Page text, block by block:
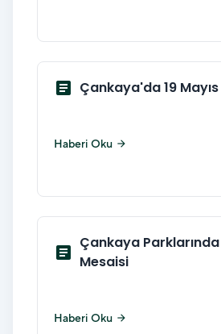
article Çankaya'da 19
Haberi Oku arrow_forward
article
Çankaya Parklarında
Mesaisi
Haberi Oku arrow_forward